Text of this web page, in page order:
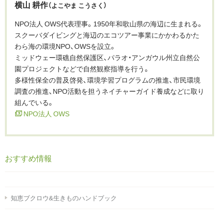
横山 耕作（よこやま こうさく）
NPO法人 OWS代表理事。1950年和歌山県の海辺に生まれる。
スクーバダイビングと海辺のエコツアー事業にかかわるかた
わら海の環境NPO、OWSを設立。
ミッドウェー環礁自然保護区、パラオ・アンガウル州立自然公
園プロジェクトなどで自然観察指導を行う。
多様性保全の普及啓発、環境学習プログラムの推進、市民環境
調査の推進、NPO活動を担うネイチャーガイド養成などに取り
組んでいる。
NPO法人 OWS
おすすめ情報
知恵ブクロウ&生きものハンドブック